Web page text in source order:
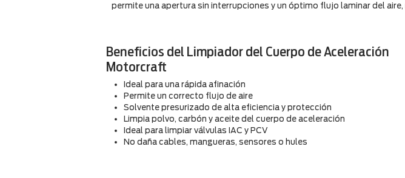
permite una apertura sin interrupciones y un óptimo flujo laminar del
Beneficios del Limpiador del Cuerpo de Aceleración
Motorcraft
Ideal para una rápida afinación
Permite un correcto flujo de aire
Solvente presurizado de alta eficiencia y protección
Limpia polvo, carbón y aceite del cuerpo de aceleración
Ideal para limpiar válvulas IAC y PCV
No daña cables, mangueras, sensores o hules